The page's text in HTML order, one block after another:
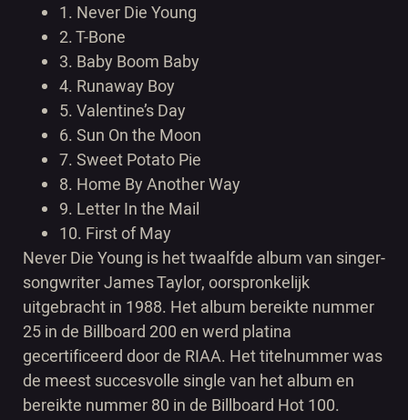
1. Never Die Young
2. T-Bone
3. Baby Boom Baby
4. Runaway Boy
5. Valentine’s Day
6. Sun On the Moon
7. Sweet Potato Pie
8. Home By Another Way
9. Letter In the Mail
10. First of May
Never Die Young is het twaalfde album van singer-
songwriter James Taylor, oorspronkelijk
uitgebracht in 1988. Het album bereikte nummer
25 in de Billboard 200 en werd platina
gecertificeerd door de RIAA. Het titelnummer was
de meest succesvolle single van het album en
bereikte nummer 80 in de Billboard Hot 100.